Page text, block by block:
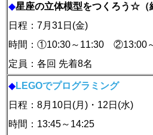
◆星座の立体模型をつくろう☆（
日程：7月31日(金)
時間：①10:30～11:30 ②13:00
定員：各回 先着8名
◆LEGOでプログラミング
日程：8月10日(月)・12日(水)
時間：13:45～14:25